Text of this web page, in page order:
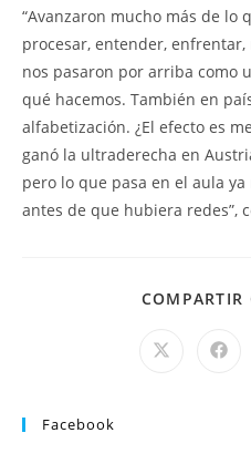
“Avanzaron mucho más de lo
procesar, entender,
nos pasaron por arriba como
qué hacemos. También en
alfabetización. ¿El efecto es
ganó la ultraderecha en
pero lo que pasa en el aula
antes de que hubiera redes”,
COMPARTIR
Facebook